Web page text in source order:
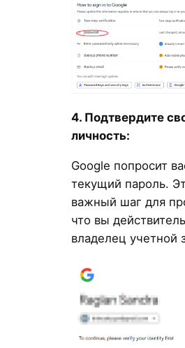
4. Подтвердите
личность:
Google попросит
текущий пароль.
важный шаг для
что вы
владелец учетной